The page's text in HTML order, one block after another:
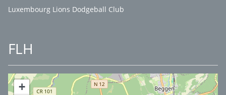
Luxembourg Lions Dodgeball Club
FLH
+